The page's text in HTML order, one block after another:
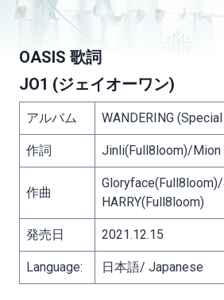
OASIS 歌詞
JO1 (ジェイオーワン)
アルバム WANDERING
作詞 Jinli(Full8loom)/Mion
作曲
HARRY(Full8loom)
発売日 2021.12.15
Language: 日本語/ Japanese